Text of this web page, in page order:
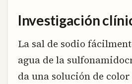
Investigación
La sal de sodio
agua de la
da una solución de